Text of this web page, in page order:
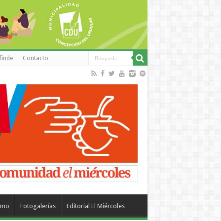
Contacto
Fotogalerías Editorial El Miércoles